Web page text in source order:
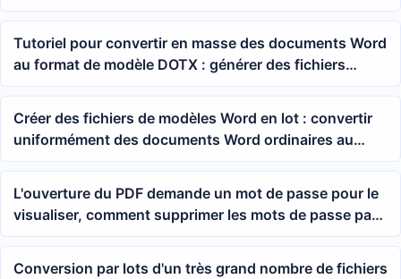
docx en modèle Word
Tutoriel pour convertir en masse des documents Word
au format de modèle DOTX : générer des fichiers
modèles en un clic à partir de plusieurs fichiers docx
Créer des fichiers de modèles Word en lot : convertir
uniformément des documents Word ordinaires au
format dotx
L'ouverture du PDF demande un mot de passe pour le
visualiser, comment supprimer les mots de passe par
lot ?
Conversion par lots d'un très grand nombre de fichiers